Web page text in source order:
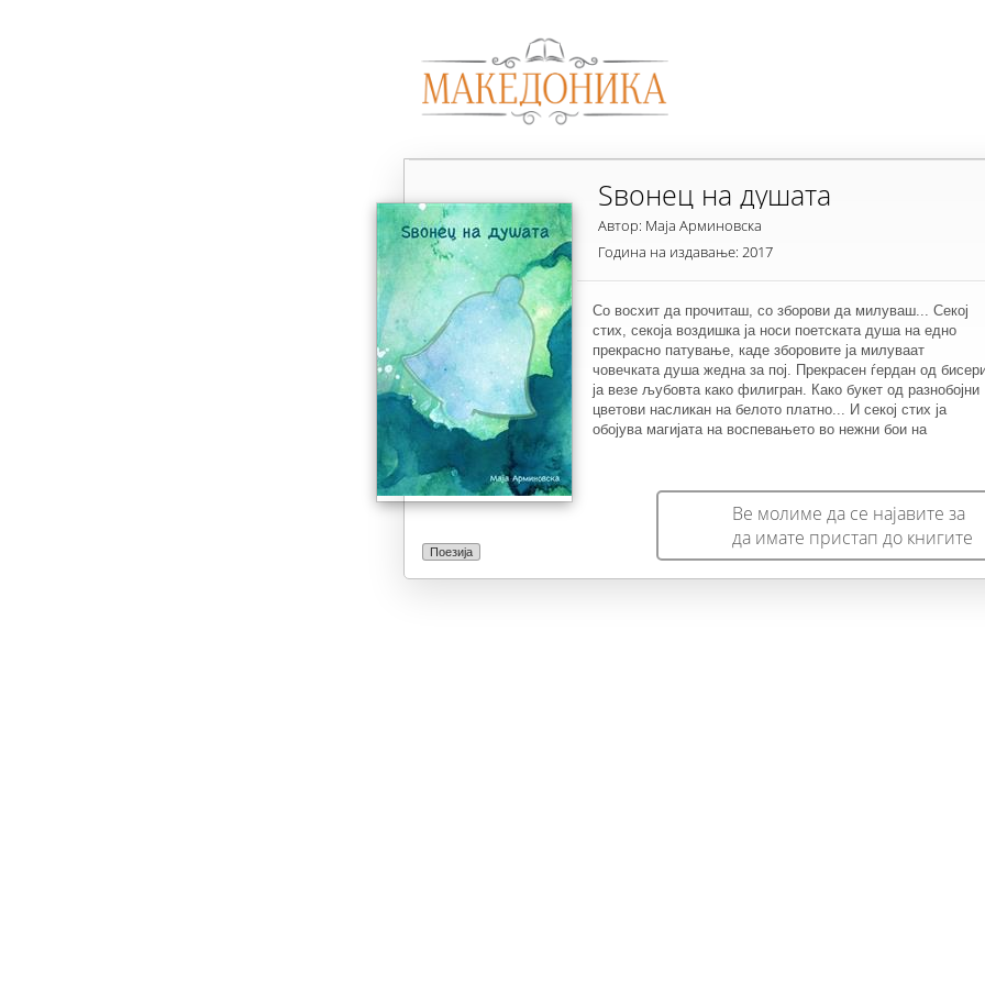
Поезија
Sвонец на душата
Автор: Маја Арминовска
Година на издавање: 2017
Со восхит да прочиташ, со зборови да милуваш... Секој
стих, секоја воздишка ја носи поетската душа на едно
прекрасно патување, каде зборовите ја милуваат
човечката душа жедна за пој. Прекрасен ѓердан од
ја везе љубовта како филигран. Како букет од разнобојни
цветови насликан на белото платно... И секој стих ја
обојува магијата на воспевањето во нежни бои на
Ве молиме да се најавите за
да имате пристап до книгите